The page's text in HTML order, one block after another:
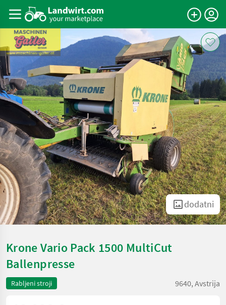
dodatni
Krone Vario Pack 1500 MultiCut
Ballenpresse
Rabljeni stroji 9640, Avstrija